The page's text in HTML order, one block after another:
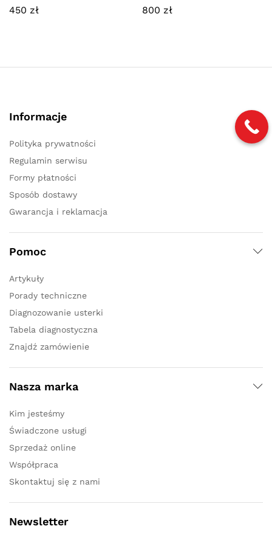
450 zł 800 zł
Informacje
Polityka prywatności
Regulamin serwisu
Formy płatności
Sposób dostawy
Gwarancja i reklamacja
Pomoc
Artykuły
Porady techniczne
Diagnozowanie usterki
Tabela diagnostyczna
Znajdź zamówienie
Nasza marka
Kim jesteśmy
Świadczone usługi
Sprzedaż online
Współpraca
Skontaktuj się z nami
Newsletter